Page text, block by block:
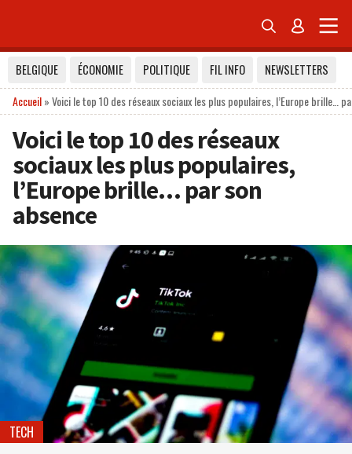
 
BELGIQUE ÉCONOMIE POLITIQUE FIL INFO
NEWSLETTERS
Accueil»Voici le top 10 des réseaux sociaux les plus populaires, l’Europe brille…
Voici le top 10 des réseaux
sociaux les plus populaires,
l’Europe brille… par son
absence
TECH